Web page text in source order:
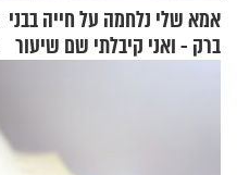
אמא שלי נלחמה על חייה בבני
ברק - ואני קיבלתי שם שיעור